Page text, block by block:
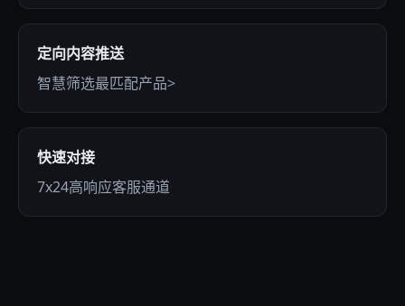
定向内容推送
智慧筛选最匹配产品>
快速对接
7x24高响应客服通道